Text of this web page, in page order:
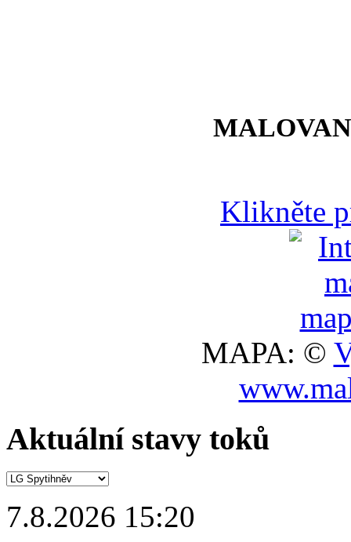
Klikněte
MAPA: ©
Aktuální stavy toků
7.8.2026 15:20